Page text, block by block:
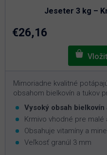
Jeseter 3 kg –
€26,16
Mimoriadne kvalitné
obsahom bielkovín a tukov
Vysoký obsah
Krmivo vhodné pre malé
Obsahuje vitamíny a
Veľkosť granúl 3 mm